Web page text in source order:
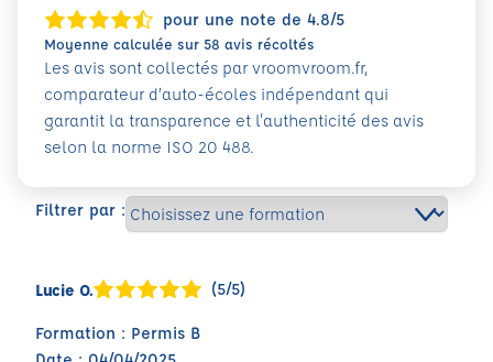
Filtrer par :
Lucie O. (5/5)
Formation : Permis B
pour une note de 4.8/5
Moyenne calculée sur 58 avis récoltés
Les avis sont collectés par vroomvroom.fr,
comparateur d’auto-écoles indépendant qui
garantit la transparence et l'authenticité des avis
selon la norme ISO 20 488.